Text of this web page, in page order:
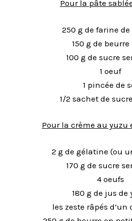
Pour la pâte
250 g de farine de
150 g de
100 g de sucre
1 oeuf
1 pincée de
1/2 sachet de
Pour la crème au yuzu
2 g de gélatine (ou
170 g de sucre
4 oeufs
180 g de jus de
les zeste râpés